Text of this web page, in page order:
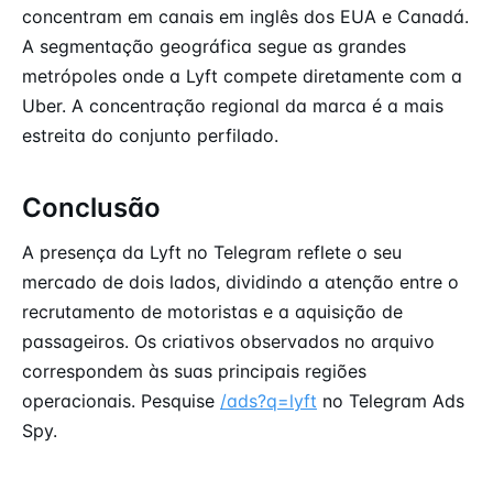
concentram em canais em inglês dos EUA e Canadá.
A segmentação geográfica segue as grandes
metrópoles onde a Lyft compete diretamente com a
Uber. A concentração regional da marca é a mais
estreita do conjunto perfilado.
Conclusão
A presença da Lyft no Telegram reflete o seu
mercado de dois lados, dividindo a atenção entre o
recrutamento de motoristas e a aquisição de
passageiros. Os criativos observados no arquivo
correspondem às suas principais regiões
operacionais. Pesquise /ads?q=lyft no Telegram Ads
Spy.